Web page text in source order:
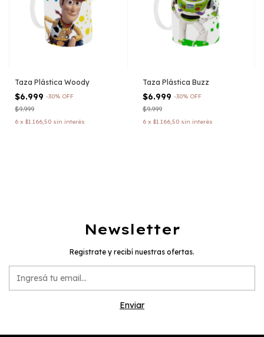
Taza Plástica Woody
$6.999 -30% OFF
$9.999
6 x $1.166,50 sin interés
Taza Plástica Buzz
$6.999 -30% OFF
$9.999
6 x $1.166,50 sin interés
Newsletter
Registrate y recibí nuestras ofertas.